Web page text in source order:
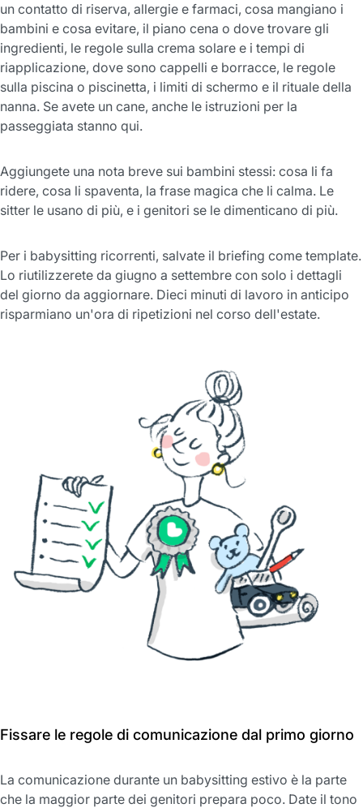
un contatto di riserva, allergie e farmaci, cosa mangiano i
bambini e cosa evitare, il piano cena o dove trovare gli
ingredienti, le regole sulla crema solare e i tempi di
riapplicazione, dove sono cappelli e borracce, le regole
sulla piscina o piscinetta, i limiti di schermo e il rituale della
nanna. Se avete un cane, anche le istruzioni per la
passeggiata stanno qui.
Aggiungete una nota breve sui bambini stessi: cosa li fa
ridere, cosa li spaventa, la frase magica che li calma. Le
sitter le usano di più, e i genitori se le dimenticano di più.
Per i babysitting ricorrenti, salvate il briefing come template.
Lo riutilizzerete da giugno a settembre con solo i dettagli
del giorno da aggiornare. Dieci minuti di lavoro in anticipo
risparmiano un'ora di ripetizioni nel corso dell'estate.
Fissare le regole di comunicazione dal primo giorno
La comunicazione durante un babysitting estivo è la parte
che la maggior parte dei genitori prepara poco. Date il tono